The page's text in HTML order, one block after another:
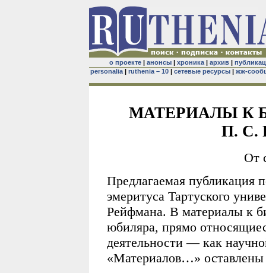
о проекте| анонсы| хроника| архив|
personalia| ruthenia – 10| сетевые ресурсы| жж-
МАТЕРИАЛЫ К
П. С.
От
Предлагаемая публикация
эмеритуса Тартуского
Рейфмана. В материалы к
юбиляра, прямо
деятельности — как
«Материалов…» оставлены